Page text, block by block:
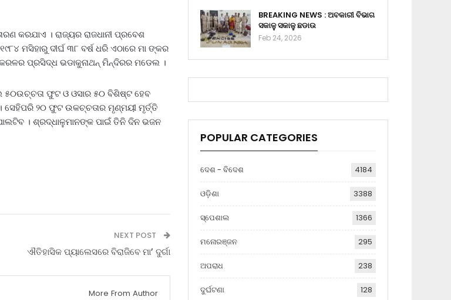
କରଯାଏ । ରାଜ୍ୟର ରାଜଧାନୀ ପ୍ରବେଶ
ମସିହାରୁ ଦୀର୍ଘ ୩୮ ବର୍ଷ ଧରି ଏଠାରେ ମା ଙ୍କର
ପ୍ରସିଦ୍ଧ ଭଡାକୁନାଥନ୍‌ ମିନ୍ଦିରର ମଡେଲ ।
୫୦ଉଚ୍ଚତା ଫୁଟ ଓ ଓସାର ୫୦ ବିଶିଷ୍ଟ ହେବ
ସେହିପରି ୨୦ ଫୁଟ ଉକଚ୍ଚତାର ମୃଣ୍ମୟୀ ମୃର୍ତ୍ତି
। ଶ୍ରଦ୍ଧାଳୁମାନଙ୍କ ପାଇଁ ତିନି ଦିନ ଭଜନ
NEXT POST
ଐତିହାସିକ ପ୍ୟାଲେସରେ ବିରାଜିବେ ମା’ ଦୁର୍ଗା
More From Author
BREAKING NEWS : ଅବକାରୀ ବିଭାଗ
ସକାଳୁ ସକାଳୁ ଛଡାଉ
Feb 24, 2026
POPULAR CATEGORIES
ଦେଶ - ବିଦେଶ 4184
ଓଡ଼ିଶା 3388
ସ୍ପେଶାଲ 1366
ମନୋରଞ୍ଜନ 295
ଅପରାଧ 238
ଦୁର୍ଘଟଣା 128